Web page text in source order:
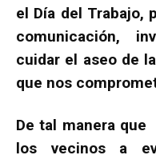
el Día del Trabajo,
comunicación,
cuidar el aseo de
que nos
De tal manera
los vecinos a